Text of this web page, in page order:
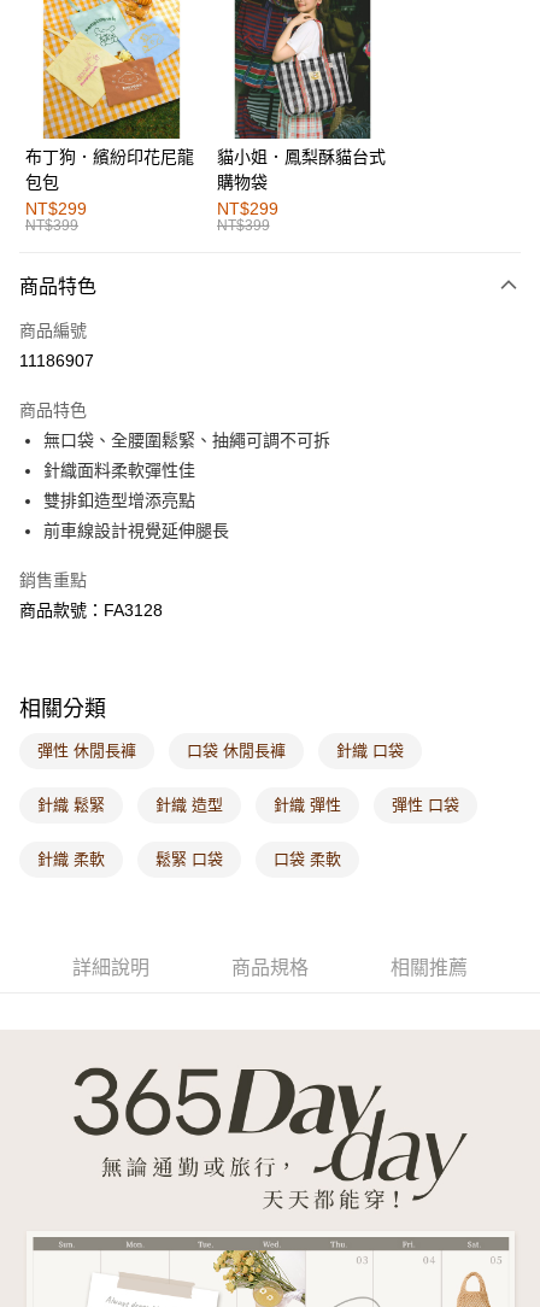
超商取貨付款
LINE Pay
街口支付
運送方式
全家取貨付款
每筆NT$60，滿NT$1,000(含以上)免運費
付款後全家取貨
萊爾富取貨付款
付款後萊爾富取貨
每筆NT$60，滿NT$1,000(含以上)免運費
7-11取貨付款
每筆NT$60，滿NT$1,000(含以上)免運費
付款後7-11取貨
每筆NT$60，滿NT$1,000(含以上)免運費
每筆NT$120，滿NT$1,000(含以上)免運費
付款後門市自取
海外配送-港/澳/新/馬/泰國專屬 查看運費
海外配送-其他亞洲地區
布丁狗．繽紛印花尼龍
包包
NT$299
NT$399
貓小姐．鳳梨酥貓台式
購物袋
NT$299
NT$399
商品特色
商品編號
11186907
商品特色
無口袋、全腰圍鬆緊、抽繩可調不可拆
針織面料柔軟彈性佳
雙排釦造型增添亮點
前車線設計視覺延伸腿長
銷售重點
商品款號：FA3128
相關分類
彈性 休閒長褲 口袋 休閒長褲 針織 口袋
針織 鬆緊 針織 造型 針織 彈性 彈性 口袋
針織 柔軟 鬆緊 口袋 口袋 柔軟
詳細說明 商品規格 相關推薦